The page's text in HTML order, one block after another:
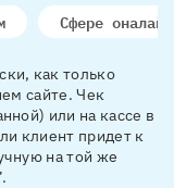
Сфере
как только
сайте. Чек
или на кассе в
клиент придет к
на той же